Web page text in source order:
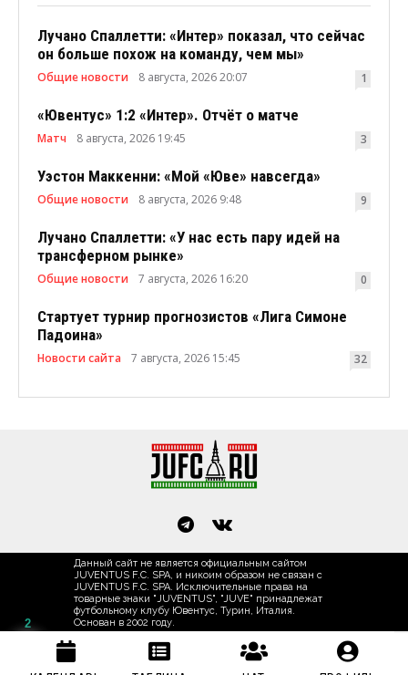
Лучано Спаллетти: «Интер» показал, что сейчас
он больше похож на команду, чем мы»
Общие новости 8 августа, 2026 20:07 1
«Ювентус» 1:2 «Интер». Отчёт о матче
Матч 8 августа, 2026 19:45 3
Уэстон Маккенни: «Мой «Юве» навсегда»
Общие новости 8 августа, 2026 9:48 9
Лучано Спаллетти: «У нас есть пару идей на
трансферном рынке»
Общие новости 7 августа, 2026 16:20 0
Стартует турнир прогнозистов «Лига Симоне
Падоина»
Новости сайта 7 августа, 2026 15:45 32
Данный сайт не является официальным сайтом
JUVENTUS F.C. SPA, и никоим образом не связан с
JUVENTUS F.C. SPA. Исключительные права на
товарные знаки "JUVENTUS", "JUVE" принадлежат
футбольному клубу Ювентус, Турин, Италия.
Основан в 2002 году.
2